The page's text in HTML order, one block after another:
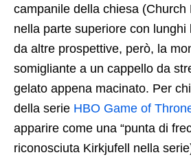
campanile della chiesa (Church
nella parte superiore con lunghi
da altre prospettive, però, la
somigliante a un cappello da
gelato appena macinato. Per
della serie HBO Game of
apparire come una “punta di
riconosciuta Kirkjufell nella